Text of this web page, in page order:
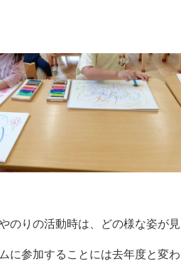
のりの活動時は、どの様な姿が
に参加することには去年度と変